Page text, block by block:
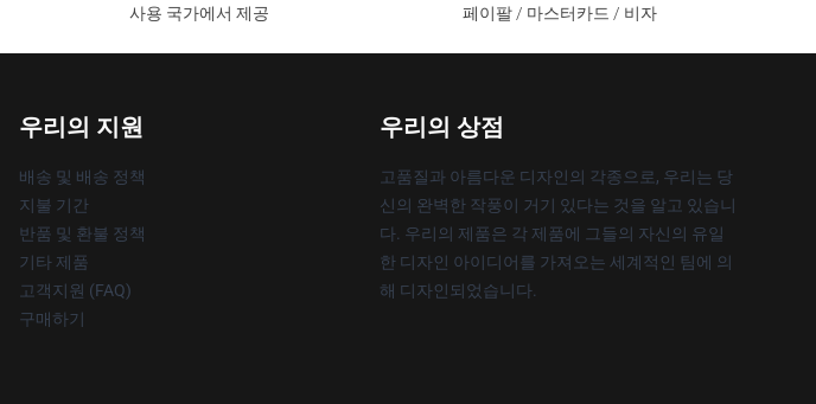
사용 국가에서 제공
페이팔 / 마스터카드 / 비자
우리의 지원
배송 및 배송 정책
지불 기간
반품 및 환불 정책
기타 제품
고객지원 (FAQ)
구매하기
우리의 상점
고품질과 아름다운 디자인의 각종으로, 우리는 당
신의 완벽한 작풍이 거기 있다는 것을 알고 있습니
다. 우리의 제품은 각 제품에 그들의 자신의 유일
한 디자인 아이디어를 가져오는 세계적인 팀에 의
해 디자인되었습니다.